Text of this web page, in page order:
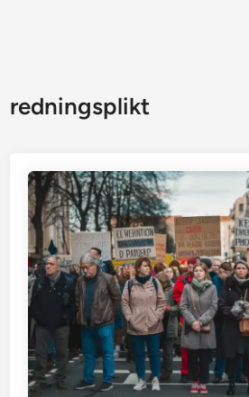
redningsplikt